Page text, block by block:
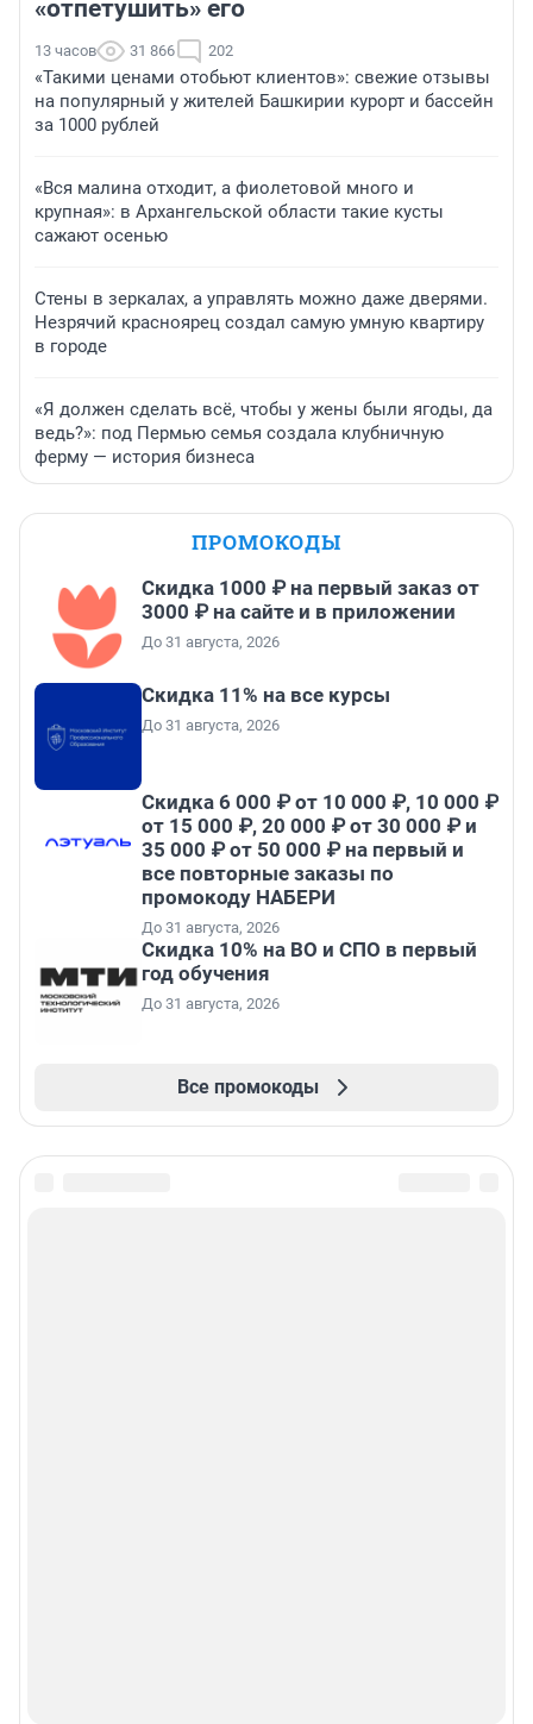
«отпетушить» его
13 часов 31 866 202
«Такими ценами отобьют клиентов»: свежие отзывы
на популярный у жителей Башкирии курорт и бассейн
за 1000 рублей
«Вся малина отходит, а фиолетовой много и
крупная»: в Архангельской области такие кусты
сажают осенью
Стены в зеркалах, а управлять можно даже дверями.
Незрячий красноярец создал самую умную квартиру
в городе
«Я должен сделать всё, чтобы у жены были ягоды, да
ведь?»: под Пермью семья создала клубничную
ферму — история бизнеса
ПРОМОКОДЫ
Скидка 1000 ₽ на первый заказ от
3000 ₽ на сайте и в приложении
До 31 августа, 2026
Скидка 11% на все курсы
До 31 августа, 2026
Скидка 6 000 ₽ от 10 000 ₽, 10 000 ₽
от 15 000 ₽, 20 000 ₽ от 30 000 ₽ и
35 000 ₽ от 50 000 ₽ на первый и
все повторные заказы по
промокоду НАБЕРИ
До 31 августа, 2026
Скидка 10% на ВО и СПО в первый
год обучения
До 31 августа, 2026
Все промокоды